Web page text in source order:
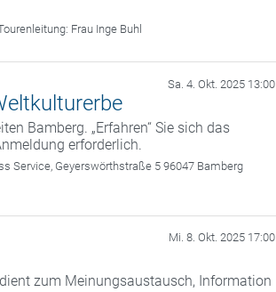
Frau Inge Buhl
Sa. 4. Okt. 2025 13:00
Bamberg. „Erfahren“ Sie sich das
erforderlich.
Service, Geyerswörthstraße 5 96047 Bamberg
Mi. 8. Okt. 2025 17:00
zum Meinungsaustausch, Information